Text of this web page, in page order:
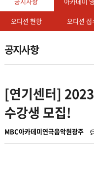
오디션 현황 오디션 접
공지사항
[연기센터]
수강생 모집!
MBC아카데미연극음악원광주